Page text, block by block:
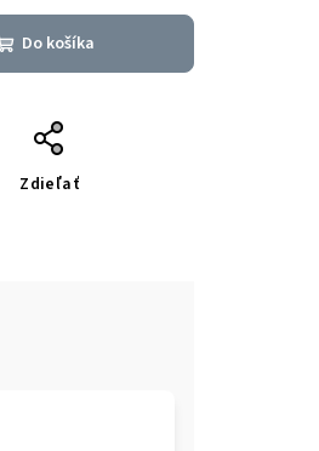
Do košíka
Zdieľať